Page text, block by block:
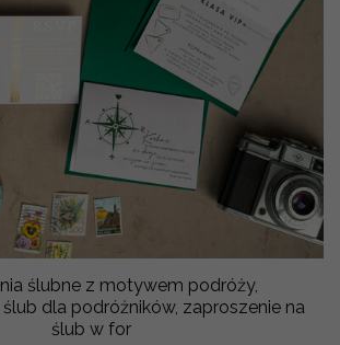
ślubne z motywem podróży,
dla podróżników, zaproszenie na
ślub w for